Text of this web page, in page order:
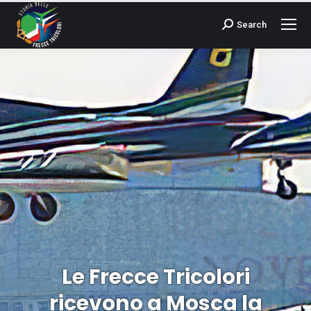
Cerca:Search
Le Frecce Tricolori
ricevono a Mosca la